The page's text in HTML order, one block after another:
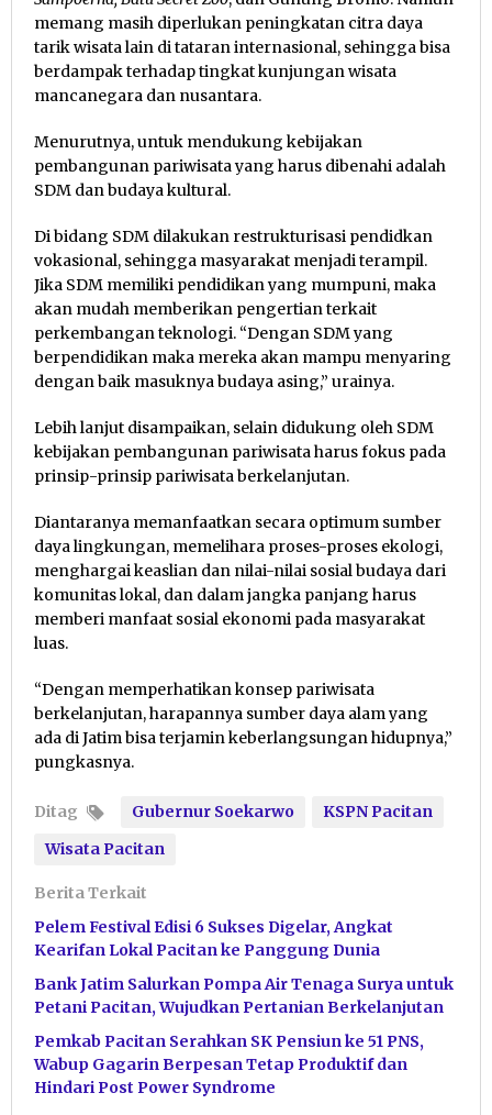
memang masih diperlukan peningkatan citra daya
tarik wisata lain di tataran internasional, sehingga bisa
berdampak terhadap tingkat kunjungan wisata
mancanegara dan nusantara.
Menurutnya, untuk mendukung kebijakan
pembangunan pariwisata yang harus dibenahi adalah
SDM dan budaya kultural.
Di bidang SDM dilakukan restrukturisasi pendidkan
vokasional, sehingga masyarakat menjadi terampil.
Jika SDM memiliki pendidikan yang mumpuni, maka
akan mudah memberikan pengertian terkait
perkembangan teknologi. “Dengan SDM yang
berpendidikan maka mereka akan mampu menyaring
dengan baik masuknya budaya asing,” urainya.
Lebih lanjut disampaikan, selain didukung oleh SDM
kebijakan pembangunan pariwisata harus fokus pada
prinsip-prinsip pariwisata berkelanjutan.
Diantaranya memanfaatkan secara optimum sumber
daya lingkungan, memelihara proses-proses ekologi,
menghargai keaslian dan nilai-nilai sosial budaya dari
komunitas lokal, dan dalam jangka panjang harus
memberi manfaat sosial ekonomi pada masyarakat
luas.
“Dengan memperhatikan konsep pariwisata
berkelanjutan, harapannya sumber daya alam yang
ada di Jatim bisa terjamin keberlangsungan hidupnya,”
pungkasnya.
Ditag Gubernur Soekarwo
KSPN Pacitan
Wisata Pacitan
Berita Terkait
Pelem Festival Edisi 6 Sukses Digelar, Angkat
Kearifan Lokal Pacitan ke Panggung Dunia
Bank Jatim Salurkan Pompa Air Tenaga Surya untuk
Petani Pacitan, Wujudkan Pertanian Berkelanjutan
Pemkab Pacitan Serahkan SK Pensiun ke 51 PNS,
Wabup Gagarin Berpesan Tetap Produktif dan
Hindari Post Power Syndrome